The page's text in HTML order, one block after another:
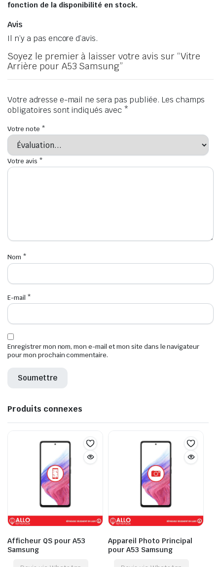
fonction de la disponibilité en stock.
Avis
Il n’y a pas encore d’avis.
Soyez le premier à laisser votre avis sur “Vitre
Arrière pour A53 Samsung”
Votre adresse e-mail ne sera pas publiée. Les champs
obligatoires sont indiqués avec *
Votre note *
Votre avis *
Nom *
E-mail *
Enregistrer mon nom, mon e-mail et mon site dans le navigateur
pour mon prochain commentaire.
Produits connexes
Afficheur QS pour A53
Samsung
Appareil Photo Principal
pour A53 Samsung